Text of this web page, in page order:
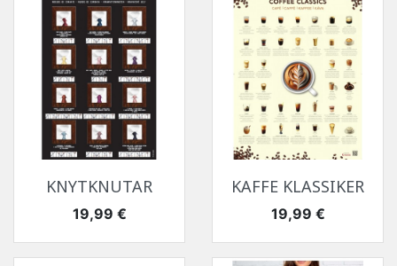
KNYTKNUTAR
Pris
19,99 €
KAFFE KLASSIKER
Pris
19,99 €